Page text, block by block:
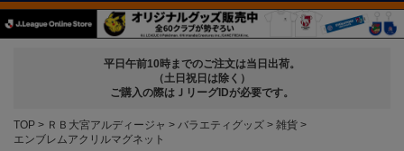
平日午前10時までのご注文は当日出荷。
（土日祝日は除く）
ご購入の際はＪリーグIDが必要です。
TOP ＲＢ大宮アルディージャ バラエティグッズ
雑貨
エンブレムアクリルマグネット